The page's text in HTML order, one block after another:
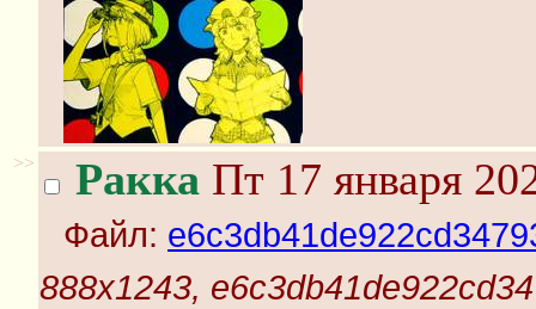
>> Ракка Пт 17 января
Файл:
888x1243,